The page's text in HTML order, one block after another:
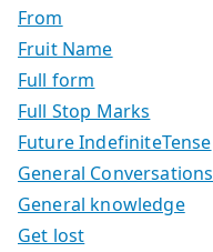
From
Fruit Name
Full form
Full Stop Marks
Future IndefiniteTense
General Conversations
General knowledge
Get lost